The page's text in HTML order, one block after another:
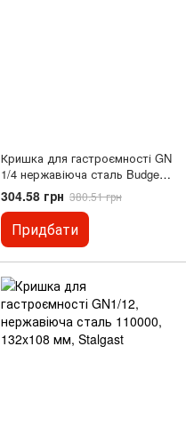
Кришка для гастроємності GN
1/4 нержавіюча сталь Budget
Line, Hendi
304.58 грн 380.51 грн
Придбати